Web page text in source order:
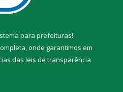
para prefeituras!
onde garantimos em
das leis de transparência